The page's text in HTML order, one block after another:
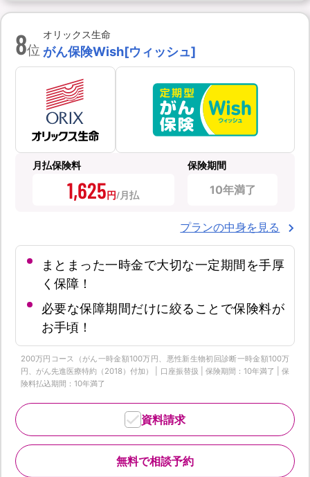
8位
オリックス生命
がん保険Wish[ウィッシュ]
月払保険料
1,625円
保険期間
10年満了
プランの中身を見る
まとまった一時金で大切な一定期間を手厚
く保障！
必要な保障期間だけに絞ることで保険料が
お手頃！
200万円コース（がん一時金額100万円、悪性新生物初回診断一時金額100万
円、がん先進医療特約（2018）付加） | 口座振替扱 | 保険期間：10年満了 | 保
険料払込期間：10年満了
無料で相談予約
資料請求